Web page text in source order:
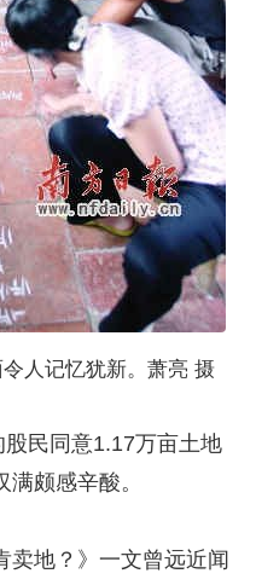
人记忆犹新。萧亮 摄
民同意1.17万亩土地
颇感辛酸。
地？》一文曾远近闻